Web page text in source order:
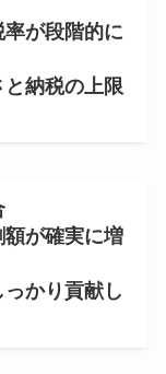
が段階的に
と納税の上限
が確実に増
かり貢献し